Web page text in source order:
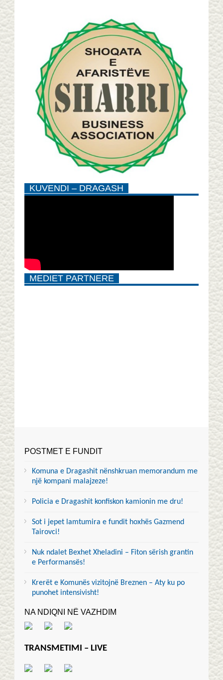
KUVENDI – DRAGASH
MEDIET PARTNERE
POSTMET E FUNDIT
Komuna e Dragashit nënshkruan memorandum me
një kompani malajzeze!
Policia e Dragashit konfiskon kamionin me dru!
Sot i jepet lamtumira e fundit hoxhës Gazmend
Tairovci!
Nuk ndalet Bexhet Xheladini – Fiton sërish grantin
e Performansës!
Krerët e Komunës vizitojnë Breznen – Aty ku po
punohet intensivisht!
NA NDIQNI NË VAZHDIM
TRANSMETIMI – LIVE